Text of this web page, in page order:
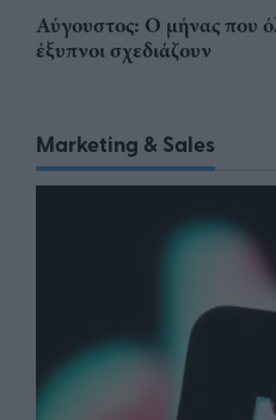
Αύγουστος: Ο μήνας που
έξυπνοι σχεδιάζουν
Marketing & Sales